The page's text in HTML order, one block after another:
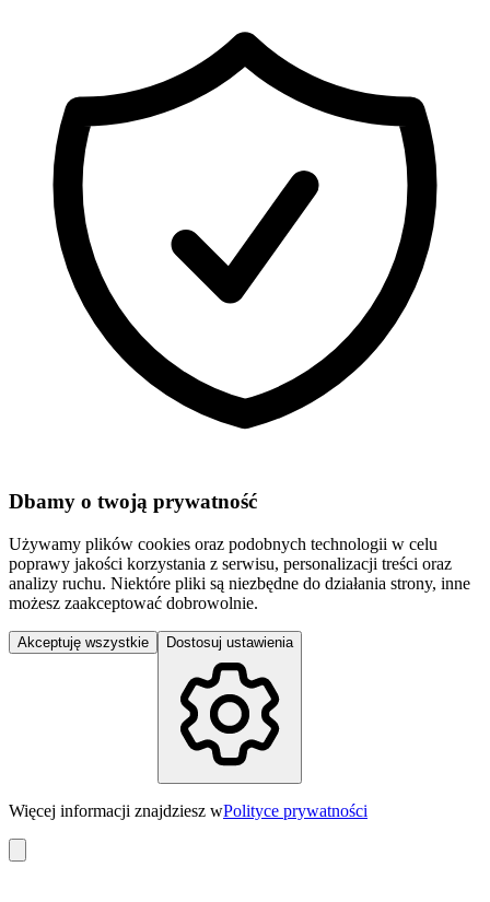
Dbamy o twoją prywatność
Używamy plików cookies oraz podobnych technologii w celu
poprawy jakości korzystania z serwisu, personalizacji treści oraz
analizy ruchu. Niektóre pliki są niezbędne do działania strony, inne
możesz zaakceptować dobrowolnie.
Akceptuję wszystkie Dostosuj ustawienia
Więcej informacji znajdziesz wPolityce prywatności